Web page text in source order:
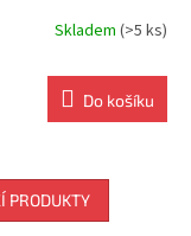
Skladem (>5 ks)
Do košíku
PRODUKTY